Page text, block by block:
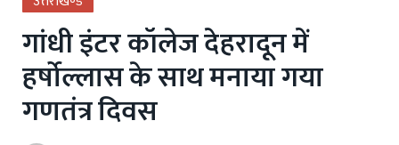
गांधी इंटर कॉलेज देहरादून में
हर्षोल्लास के साथ मनाया गया
गणतंत्र दिवस